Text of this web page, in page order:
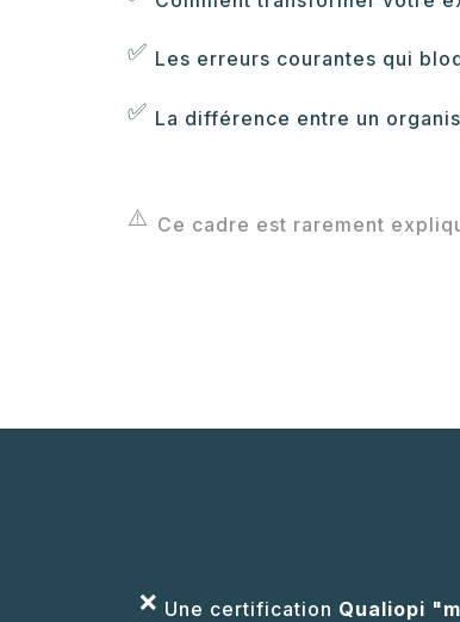
✅ Les erreurs courantes qui
✅ La différence entre un
⚠️ Ce cadre est rarement
❌ Une certification Qualiopi